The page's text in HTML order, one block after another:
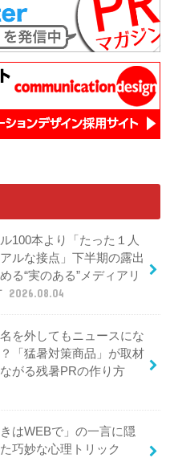
100本より「たった１人
ルな接点」下半期の露出
る“実のある”メディアリ
2026.08.04
を外してもニュースにな
「猛暑対策商品」が取材
がる残暑PRの作り方
きはWEBで」の一言に隠
巧妙な心理トリック